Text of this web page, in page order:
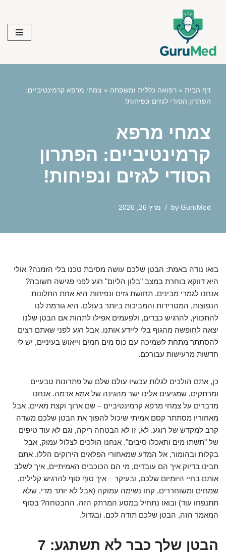
content
דף הבית » רפואה כללית ומשפחה » צמחי מרפא קרמינטיביים:
הפתרון הסודי לגזים ונפיחות!
צמחי מרפא
קרמינטיביים: הפתרון
הסודי לגזים ונפיחות!
by GuruMed מרץ 26, 2026
בואו נודה באמת: הבטן שלכם עושה מסיבת טכנו בלי הזמנה? אולי
היא דווקא בוחרת במצב "בלון הליום" רגע לפני פגישה חשובה?
אנחנו לגמרי מבינים. תחושת גזים ונפיחות היא אחת התלונות
הנפוצות, המטרידות והמביכות ביותר בעולם. היא גורמת לנו
להתכווץ, להרגיש כבדים, ולפעמים אפילו לתהות אם הבטן שלנו
יצאה לחופשה מהגוף בלי ליידע אותנו. אבל רגע לפני שאתם רצים
להסתתר מתחת לשמיכה עם כוס מים חמים וייאוש בעיניים, יש לי
חדשות מרעישות עבורכם.
כן, אתם הולכים לגלות עכשיו עולם שלם של פתרונות טבעיים
ומרתקים, שמגיעים אלינו ישר מהגינה של אמא אדמה. אנחנו
מדברים על צמחי מרפא קרמינטיביים – שם ארוך וקצת מאיים, אבל
מאחוריו מסתתר קסם אמיתי שיכול להפוך את הבטן שלכם משדה
קרב למקדש של רוגע. לא, זו לא הבטחה ריקה, וגם לא עוד טיפים
של "תשתו מים ותאכלו סיבים". אנחנו הולכים לצלול עמוק, אבל
בקלות ובהומור, אל המדע שמאחורי הפלאים הירוקים הללו. אתם
תבינו בדיוק איך הם עובדים, מי הם הכוכבים האמיתיים, איך לשלב
אותם בחיי היומיום שלכם, ובעיקר – איך סוף סוף להרגיש קלילים,
שמחים ומשוחררים. קחו נשימה עמוקה (אבל לא יותר מדי, שלא
תתנפחו עוד) ובואו נתחיל במסע המרתק הזה. ההבטחה? בסוף
המאמר הזה, הבטן שלכם תודה לכם. ובגדול.
הבטן שלך כבר לא תשתגע: 7